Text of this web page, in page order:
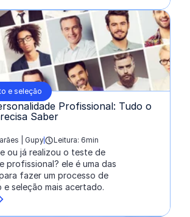
e seleção
Profissional: Tudo o
Saber
| Gupy Leitura: 6min
ou já realizou o teste de
profissional? ele é uma das
fazer um processo de
e seleção mais acertado.